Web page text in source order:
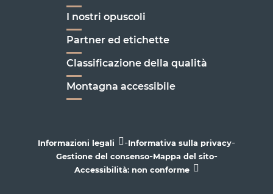
I nostri opuscoli
Partner ed etichette
Classificazione della qualità
Montagna accessibile
Informazioni legali -Informativa sulla privacy-
Gestione del consenso-Mappa del sito-
Accessibilità: non conforme